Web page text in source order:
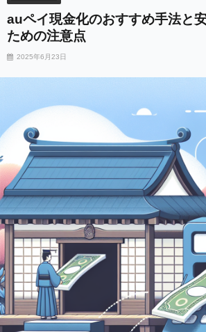
auペイ現金化のおすすめ手法と
ための注意点
2025年6月23日